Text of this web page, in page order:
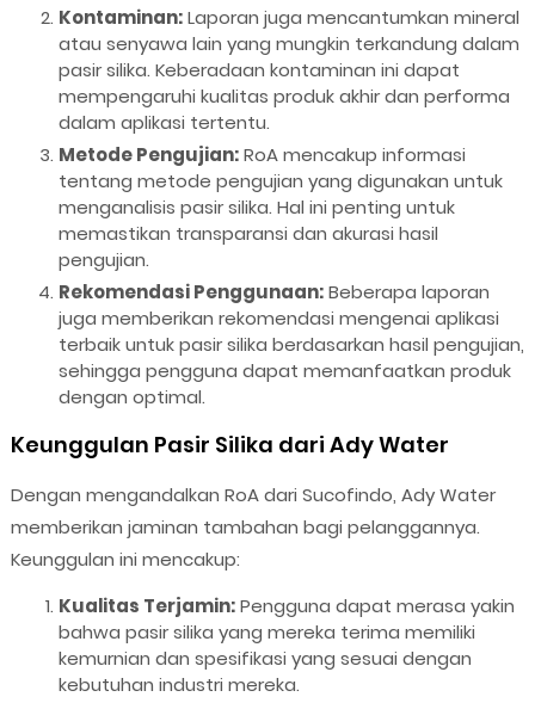
Kontaminan:Laporan juga mencantumkan mineral
atau senyawa lain yang mungkin terkandung dalam
pasir silika. Keberadaan kontaminan ini dapat
mempengaruhi kualitas produk akhir dan performa
dalam aplikasi tertentu.
Metode Pengujian:RoA mencakup informasi
tentang metode pengujian yang digunakan untuk
menganalisis pasir silika. Hal ini penting untuk
memastikan transparansi dan akurasi hasil
pengujian.
Rekomendasi Penggunaan:Beberapa laporan
juga memberikan rekomendasi mengenai aplikasi
terbaik untuk pasir silika berdasarkan hasil pengujian,
sehingga pengguna dapat memanfaatkan produk
dengan optimal.
Keunggulan Pasir Silika dari Ady Water
Dengan mengandalkan RoA dari Sucofindo, Ady Water
memberikan jaminan tambahan bagi pelanggannya.
Keunggulan ini mencakup:
Kualitas Terjamin:Pengguna dapat merasa yakin
bahwa pasir silika yang mereka terima memiliki
kemurnian dan spesifikasi yang sesuai dengan
kebutuhan industri mereka.